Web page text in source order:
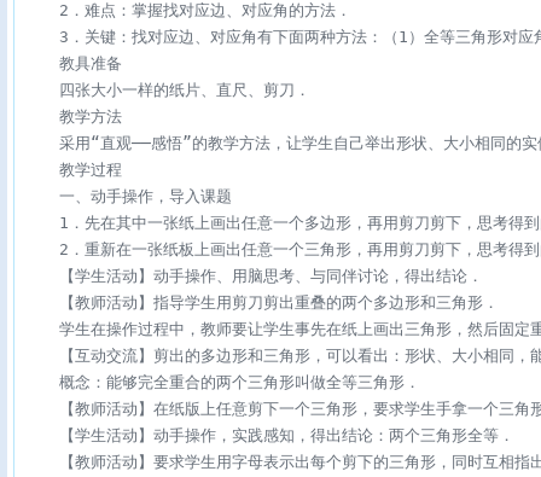
    2．难点：掌握找对应边、对应角的方法．
3．关键：找对应边、对应角有下面两种方法：（1）全等三角形对应
    教具准备
    四张大小一样的纸片、直尺、剪刀．
    教学方法
采用“直观──感悟”的教学方法，让学生自己举出形状、大小相同的实
    教学过程
    一、动手操作，导入课题
1．先在其中一张纸上画出任意一个多边形，再用剪刀剪下，思考得
2．重新在一张纸板上画出任意一个三角形，再用剪刀剪下，思考得
    【学生活动】动手操作、用脑思考、与同伴讨论，得出结论．
    【教师活动】指导学生用剪刀剪出重叠的两个多边形和三角形．
学生在操作过程中，教师要让学生事先在纸上画出三角形，然后固定
【互动交流】剪出的多边形和三角形，可以看出：形状、大小相同
    概念：能够完全重合的两个三角形叫做全等三角形．
【教师活动】在纸版上任意剪下一个三角形，要求学生手拿一个三
    【学生活动】动手操作，实践感知，得出结论：两个三角形全等．
【教师活动】要求学生用字母表示出每个剪下的三角形，同时互相